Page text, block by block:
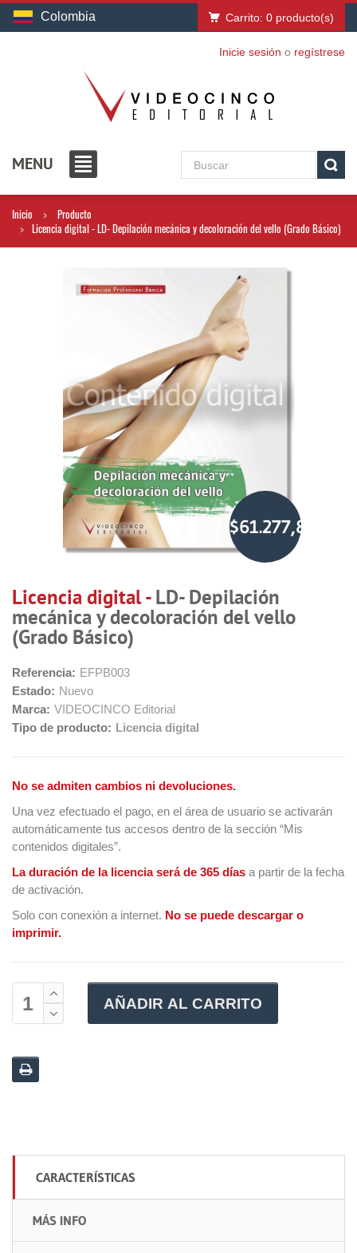
Colombia Carrito: 0 producto(s)
Inicie sesión o regístrese
MENU
Inicio
Producto
Licencia digital - LD- Depilación mecánica y decoloración del vello (Grado Básico)
$61.277,86
Licencia digital -LD- Depilación
mecánica y decoloración del vello
(Grado Básico)
Referencia: EFPB003
Estado: Nuevo
Marca: VIDEOCINCO Editorial
Tipo de producto: Licencia digital
No se admiten cambios ni devoluciones.
Una vez efectuado el pago, en el área de usuario se activarán
automáticamente tus accesos dentro de la sección “Mis
contenidos digitales”.
La duración de la licencia será de 365 días a partir de la fecha
de activación.
Solo con conexión a internet. No se puede descargar o
imprimir.
AÑADIR AL CARRITO
CARACTERÍSTICAS
MÁS INFO